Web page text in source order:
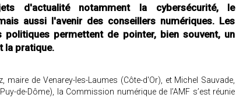
d'actualité notamment la cybersécurité, le
aussi l'avenir des conseillers numériques. Les
permettent de pointer, bien souvent, un
la pratique.
maire de Venarey-les-Laumes (Côte-d'Or), et Michel Sauvade,
de-Dôme), la Commission numérique de l’AMF s’est réunie